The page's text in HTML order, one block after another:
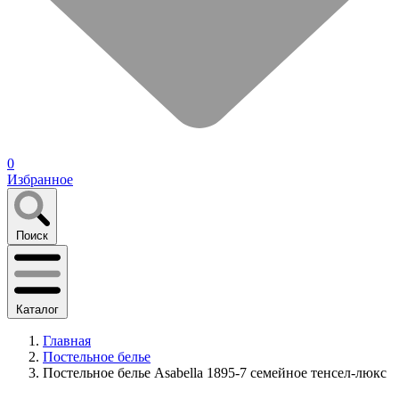
0
Избранное
Поиск
Каталог
Главная
Постельное белье
Постельное белье Asabella 1895-7 семейное тенсел-люкс